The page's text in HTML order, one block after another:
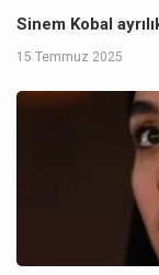
Sinem Kobal
15 Temmuz 2025